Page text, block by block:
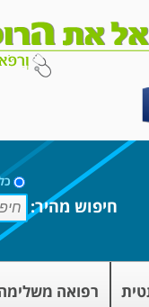
חיפוש מהיר:
רפואה